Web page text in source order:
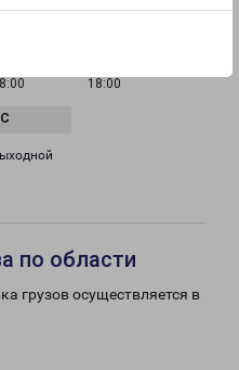
18:00
по области
грузов осуществляется в